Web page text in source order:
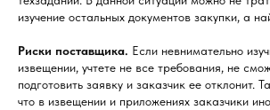
изучение остальных документов закупки, а
Риски поставщика. Если невнимательно
извещении, учтете не все требования, не
подготовить заявку и заказчик ее отклонит.
что в извещении и приложениях заказчики